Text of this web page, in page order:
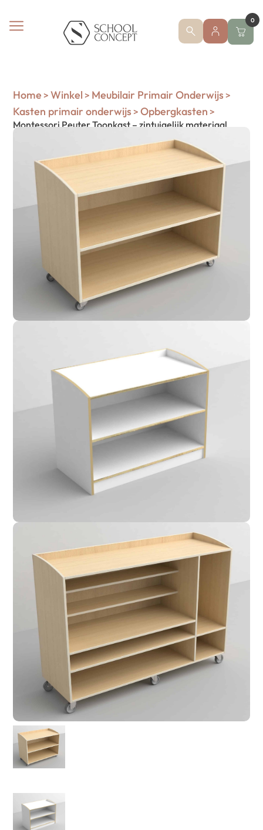
0
Home > Winkel > Meubilair Primair Onderwijs>
Kasten primair onderwijs> Opbergkasten >
Montessori Peuter Toonkast – zintuigelijk materiaal